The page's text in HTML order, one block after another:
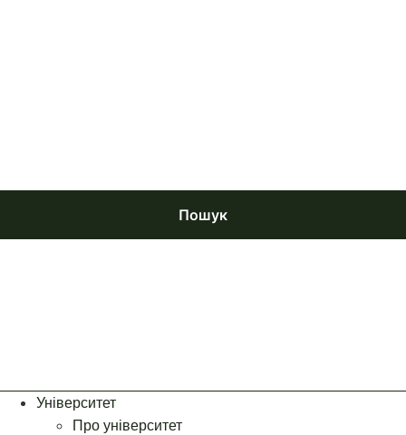
Пошук
Університет
Про університет